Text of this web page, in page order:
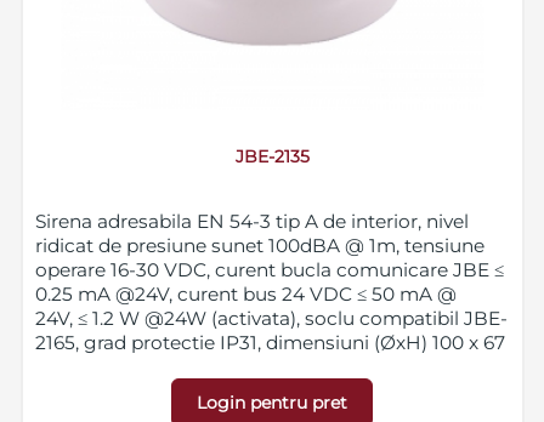
JBE-2135
Sirena adresabila EN 54-3 tip A de interior, nivel
ridicat de presiune sunet 100dBA @ 1m, tensiune
operare 16-30 VDC, curent bucla comunicare JBE ≤
0.25 mA @24V, curent bus 24 VDC ≤ 50 mA @
24V, ≤ 1.2 W @24W (activata), soclu compatibil JBE-
2165, grad protectie IP31, dimensiuni (ØxH) 100 x 67
dedicat exclusiv instalatorilor.
Login pentru pret